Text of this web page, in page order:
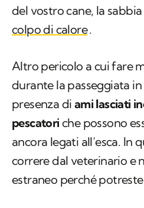
del vostro cane, la
colpo di calore.
Altro pericolo a cui fare
durante la passeggiata
presenza di ami lasciati
pescatori che possono
ancora legati all’esca. In
correre dal veterinario e
estraneo perché